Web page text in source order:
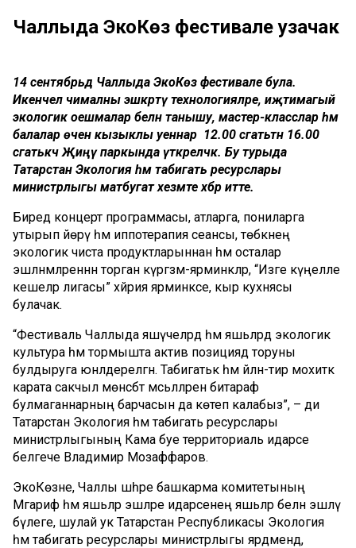
Чаллыда ЭкоКөз фестивале узачак
14 сентябрьдә Чаллыда ЭкоКөз фестивале була.
Икенчел чималны эшкәртү технологияләре, иҗтимагый
экологик оешмалар белән танышу, мастер-класслар һәм
балалар өчен кызыклы уеннар 12.00 сәгатьтән 16.00
сәгатькәчә Җиңү паркында үткәреләчәк. Бу турыда
Татарстан Экология һәм табигать ресурслары
министрлыгы матбугат хезмәте хәбәр итте.
Биредә концерт программасы, атларга, пониларга
утырып йөрү һәм иппотерапия сеансы, төбәкнең
экологик чиста продуктларыннан һәм осталар
эшләнмәләреннән торган күргәзмә-ярминкәләр, “Изге күңелле
кешеләр лигасы” хәйрия ярминкәсе, кыр кухнясы
булачак.
“Фестиваль Чаллыда яшәүчеләрдә һәм яшьләрдә экологик
культура һәм тормышта актив позициядә торуны
булдыруга юнәлдерелгән. Табигатькә һәм әйләнә-тирә мохиткә
карата сакчыл мөнәсәбәт мәсьәләләренә битараф
булмаганнарның барчасын да көтеп калабыз”, – ди
Татарстан Экология һәм табигать ресурслары
министрлыгының Кама буе территориаль идарәсе
белгече Владимир Мозаффаров.
ЭкоКөзне, Чаллы шәһәре башкарма комитетының
Мәгариф һәм яшьләр эшләре идарәсенең яшьләр белән эшләү
бүлеге, шулай ук Татарстан Республикасы Экология
һәм табигать ресурслары министрлыгы ярдәмендә,